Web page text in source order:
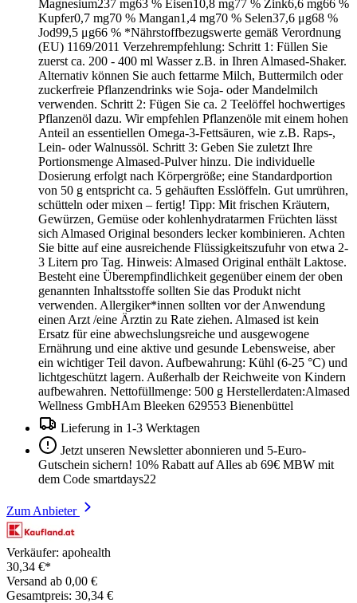
Magnesium237 mg63 % Eisen10,8 mg77 % Zink6,6 mg66 %
Kupfer0,7 mg70 % Mangan1,4 mg70 % Selen37,6 μg68 %
Jod99,5 μg66 % *Nährstoffbezugswerte gemäß Verordnung
(EU) 1169/2011 Verzehrempfehlung: Schritt 1: Füllen Sie
zuerst ca. 200 - 400 ml Wasser z.B. in Ihren Almased-Shaker.
Alternativ können Sie auch fettarme Milch, Buttermilch oder
zuckerfreie Pflanzendrinks wie Soja- oder Mandelmilch
verwenden. Schritt 2: Fügen Sie ca. 2 Teelöffel hochwertiges
Pflanzenöl dazu. Wir empfehlen Pflanzenöle mit einem hohen
Anteil an essentiellen Omega-3-Fettsäuren, wie z.B. Raps-,
Lein- oder Walnussöl. Schritt 3: Geben Sie zuletzt Ihre
Portionsmenge Almased-Pulver hinzu. Die individuelle
Dosierung erfolgt nach Körpergröße; eine Standardportion
von 50 g entspricht ca. 5 gehäuften Esslöffeln. Gut umrühren,
schütteln oder mixen – fertig! Tipp: Mit frischen Kräutern,
Gewürzen, Gemüse oder kohlenhydratarmen Früchten lässt
sich Almased Original besonders lecker kombinieren. Achten
Sie bitte auf eine ausreichende Flüssigkeitszufuhr von etwa 2-
3 Litern pro Tag. Hinweis: Almased Original enthält Laktose.
Besteht eine Überempfindlichkeit gegenüber einem der oben
genannten Inhaltsstoffe sollten Sie das Produkt nicht
verwenden. Allergiker*innen sollten vor der Anwendung
einen Arzt /eine Ärztin zu Rate ziehen. Almased ist kein
Ersatz für eine abwechslungsreiche und ausgewogene
Ernährung und eine aktive und gesunde Lebensweise, aber
ein wichtiger Teil davon. Aufbewahrung: Kühl (6-25 °C) und
lichtgeschützt lagern. Außerhalb der Reichweite von Kindern
aufbewahren. Nettofüllmenge: 500 g Herstellerdaten:Almased
Wellness GmbHAm Bleeken 629553 Bienenbüttel
Lieferung in 1-3 Werktagen
Jetzt unseren Newsletter abonnieren und 5-Euro-
Gutschein sichern! 10% Rabatt auf Alles ab 69€ MBW mit
dem Code smartdays22
Zum Anbieter
Verkäufer: apohealth
30,34 €*
Versand ab 0,00 €
Gesamtpreis: 30,34 €